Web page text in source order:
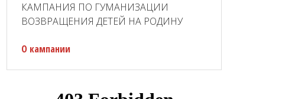
КАМПАНИЯ ПО ГУМАНИЗАЦИИ
ВОЗВРАЩЕНИЯ ДЕТЕЙ НА РОДИНУ
О кампании